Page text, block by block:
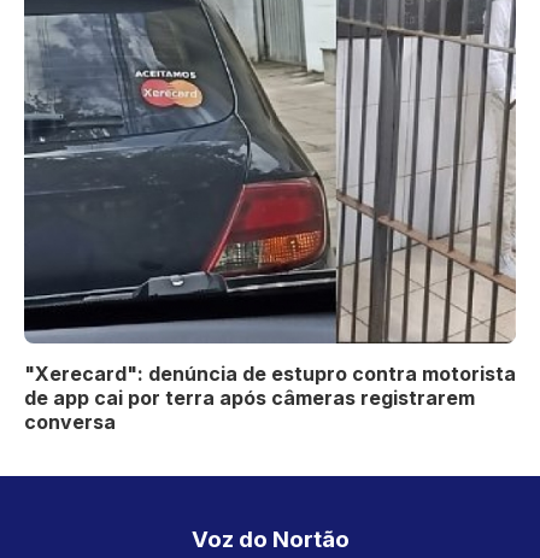
"Xerecard": denúncia de estupro contra motorista
de app cai por terra após câmeras registrarem
conversa
Voz do Nortão